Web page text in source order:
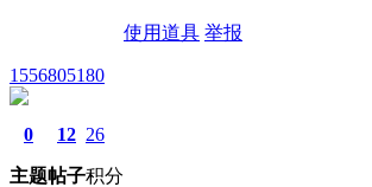
使用道具 举报
1556805180
0
主题
12
帖子
26
积分